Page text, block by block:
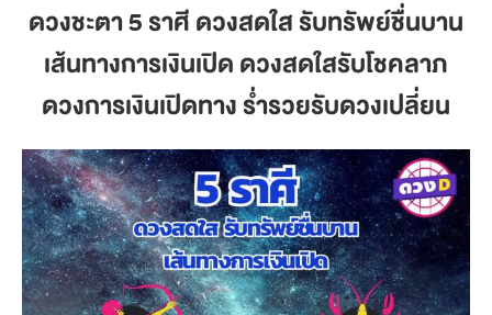
ดวงชะตา 5 ราศี ดวงสดใส รับทรัพย์ชื่นบาน
เส้นทางการเงินเปิด ดวงสดใสรับโชคลาภ
ดวงการเงินเปิดทาง ร่ำรวยรับดวงเปลี่ยน